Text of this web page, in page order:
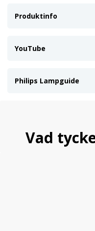
Produktinfo
YouTube
Philips Lampguide
Vad